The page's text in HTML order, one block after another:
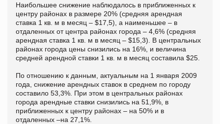
Наибольшее снижение наблюдалось в приближенных к
центру районах в размере 20% (средняя арендная
ставка 1 кв. м в месяц – $17,5), а наименьшее – в
отдаленных от центра районах города – 4,6% (средняя
арендная ставка 1 кв. м в месяц – $15,3). В центральных
районах города цены снизились на 16%, и величина
средней арендной ставки 1 кв. м в месяц составила $25.
По отношению к данным, актуальным на 1 января 2009
года, снижение арендных ставок в среднем по городу
составило 53,3%. При этом в центральных районах
города арендные ставки снизились на 51,9%, в
приближенных к центру районах – на 50% и в
отдаленных –на 27,1%.